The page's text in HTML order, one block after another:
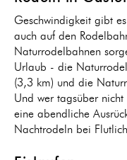
Geschwindigkeit gibt
auch auf den
Naturrodelbahnen
Urlaub - die
(3,3 km) und die
Und wer tagsüber
eine abendliche
Nachtrodeln bei